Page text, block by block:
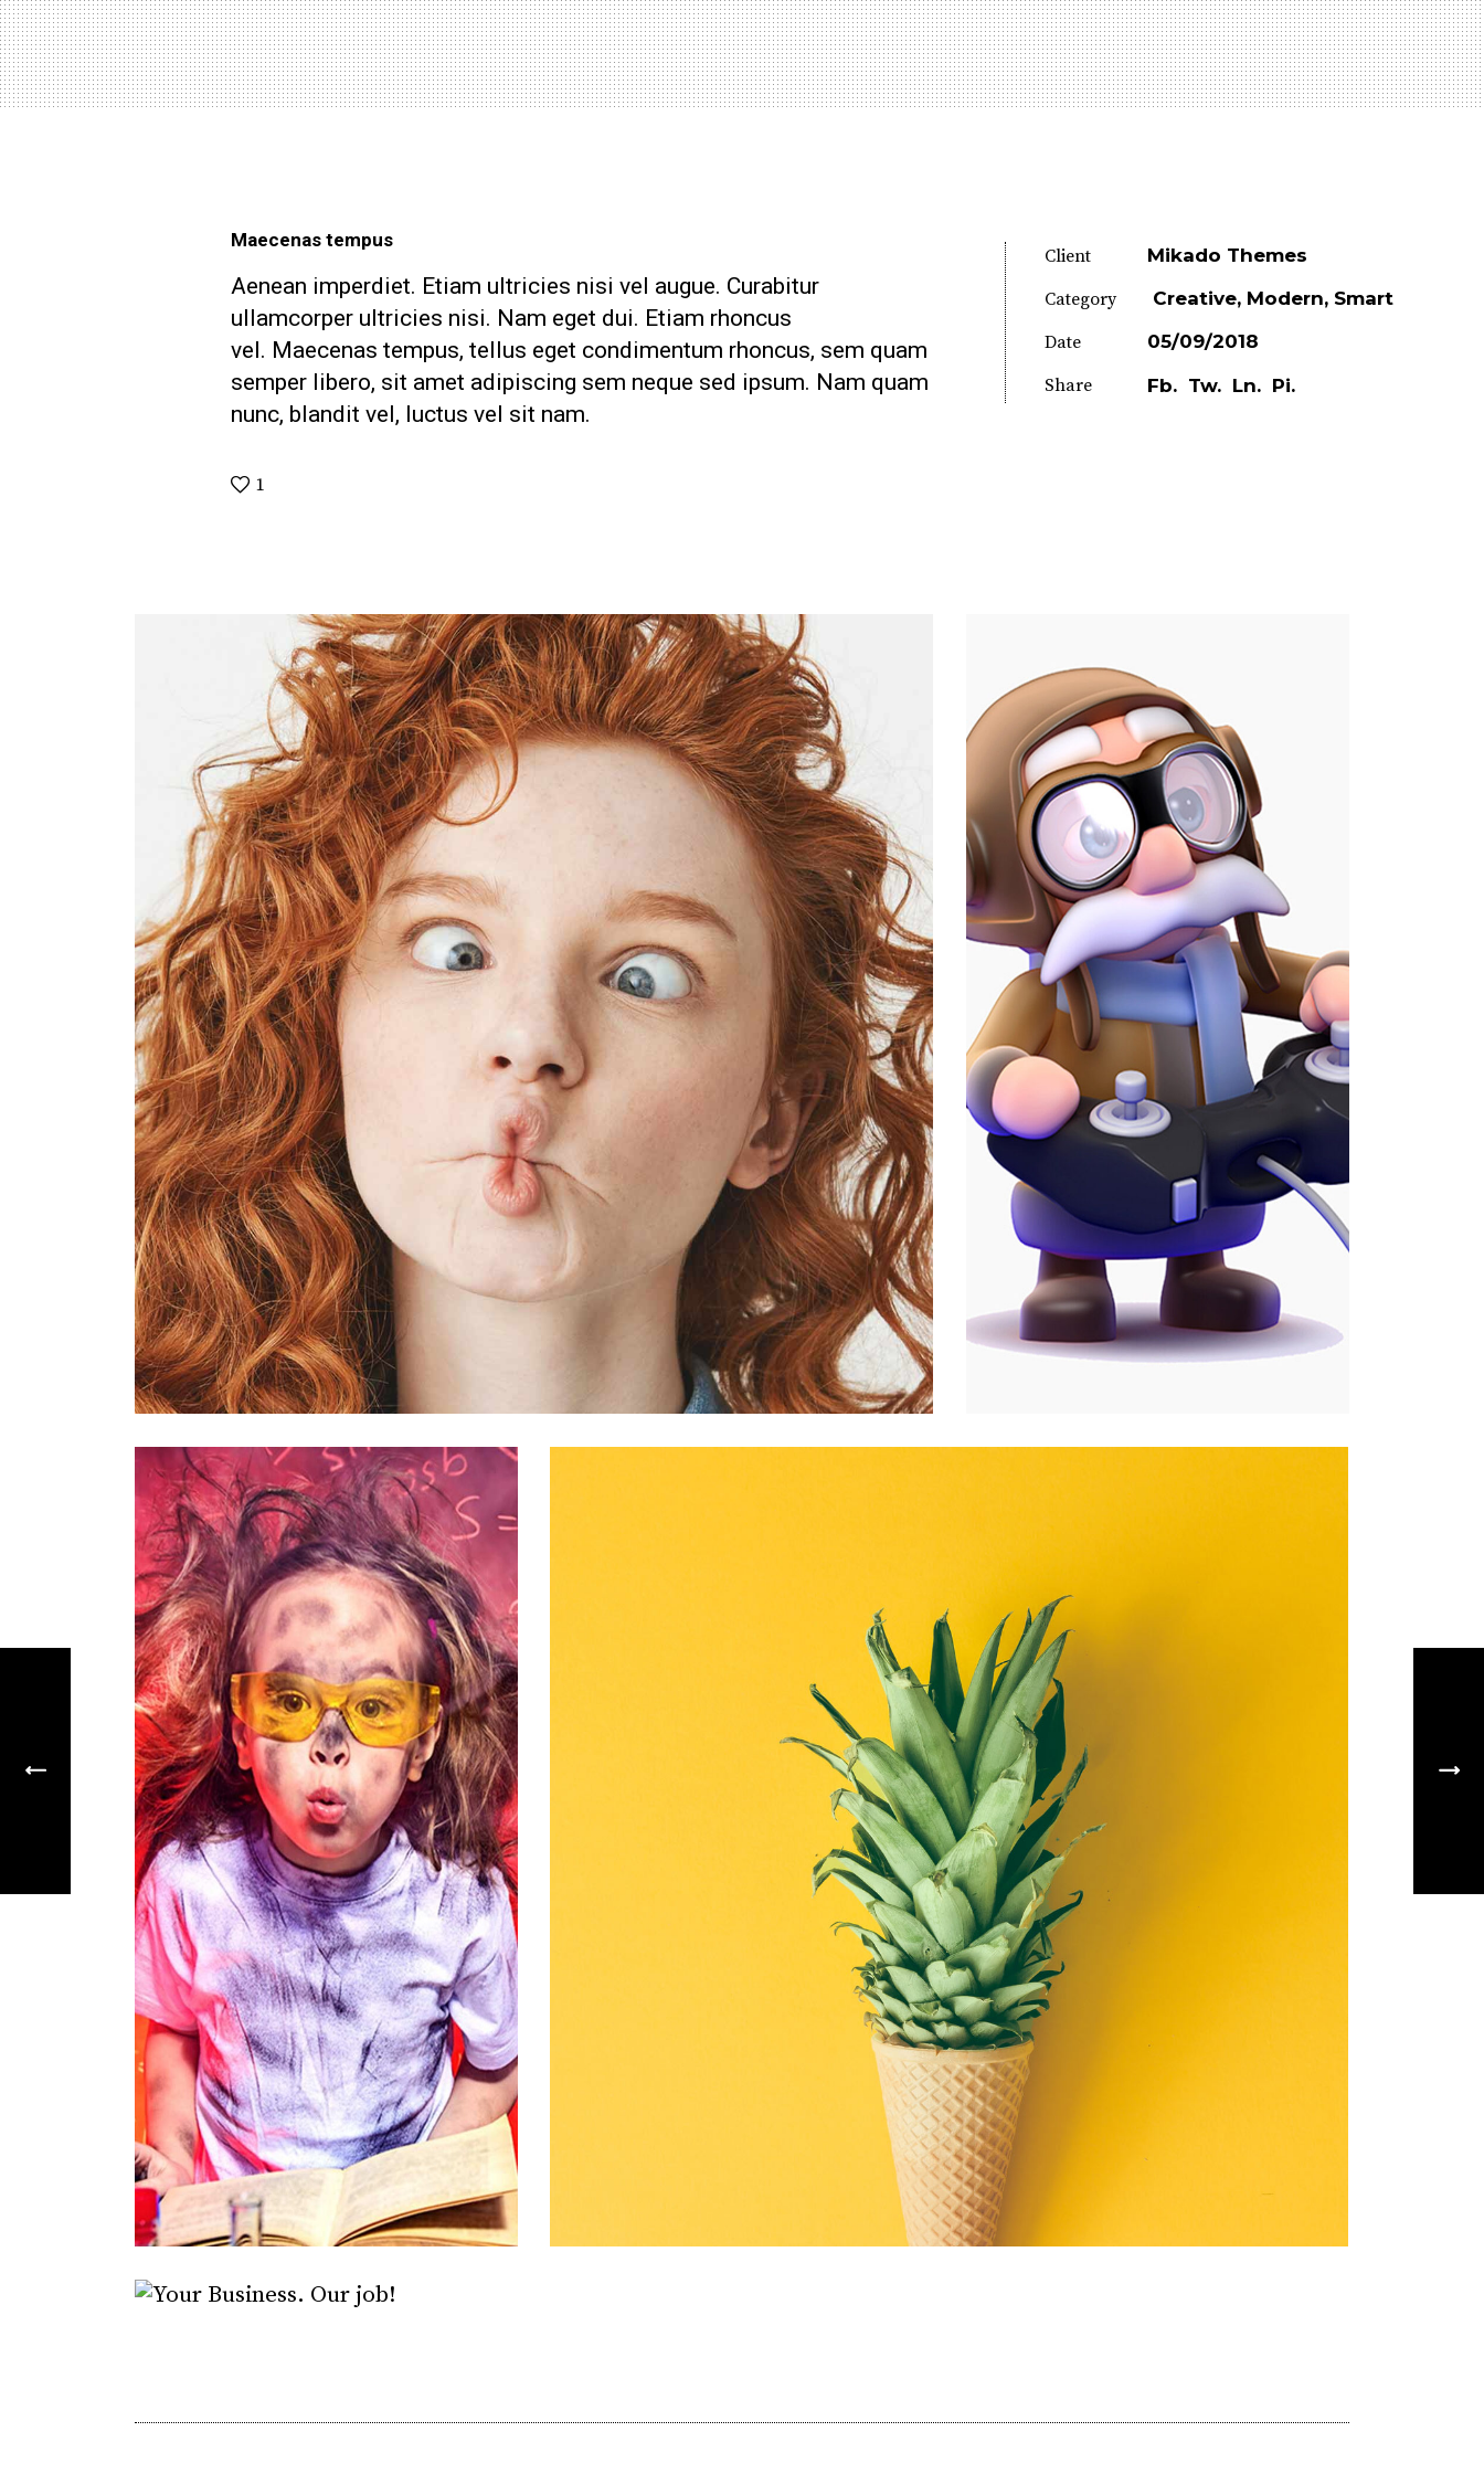
Maecenas tempus
Aenean imperdiet. Etiam ultricies nisi vel augue. Curabitur
ullamcorper ultricies nisi. Nam eget dui. Etiam rhoncus
vel. Maecenas tempus, tellus eget condimentum rhoncus, sem quam
semper libero, sit amet adipiscing sem neque sed ipsum. Nam quam
nunc, blandit vel, luctus vel sit nam.
1
Client
Mikado Themes
Category
Creative Modern Smart
Date
05/09/2018
Share
Fb. Tw. Ln. Pi.